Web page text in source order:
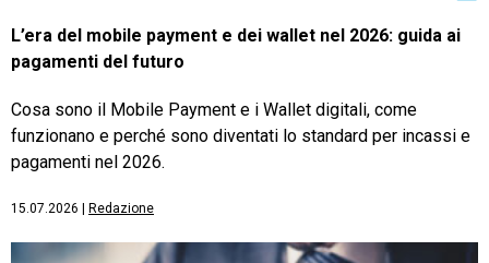
L’era del mobile payment e dei wallet nel 2026: guida ai
pagamenti del futuro
Cosa sono il Mobile Payment e i Wallet digitali, come
funzionano e perché sono diventati lo standard per incassi e
pagamenti nel 2026.
15.07.2026 Redazione